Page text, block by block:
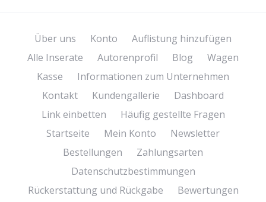
Über uns Konto
Auflistung hinzufügen
Alle Inserate
Autorenprofil Blog
Wagen
Kasse
Informationen zum Unternehmen
Kontakt
Kundengallerie
Dashboard
Link einbetten
Häufig gestellte Fragen
Startseite
Mein Konto
Newsletter
Bestellungen
Zahlungsarten
Datenschutzbestimmungen
Rückerstattung und Rückgabe
Bewertungen